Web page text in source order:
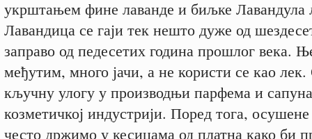
укрштањем фине лаванде и биљке Лавандула
Лавандица се гаји тек нешто дуже од
заправо од педесетих година прошлог века.
међутим, много јачи, а не користи се као
кључну улогу у производњи парфема и
козметичкој индустрији. Поред тога,
често држимо у кесицама од платна како би